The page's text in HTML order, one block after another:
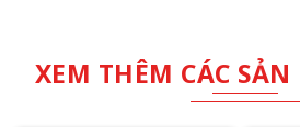
XEM THÊM CÁC